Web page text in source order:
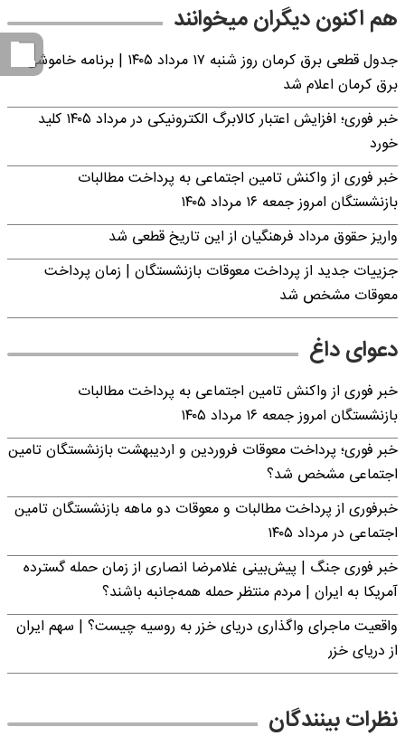
هم اکنون دیگران میخوانند
جدول قطعی برق کرمان روز شنبه ۱۷ مرداد ۱۴۰۵ | برنامه خاموشی
برق کرمان اعلام شد
خبر فوری؛ افزایش اعتبار کالابرگ الکترونیکی در مرداد ۱۴۰۵ کلید
خورد
خبر فوری از واکنش تامین اجتماعی به پرداخت مطالبات
بازنشستگان امروز جمعه ۱۶ مرداد ۱۴۰۵
واریز حقوق مرداد فرهنگیان از این تاریخ قطعی شد
جزییات جدید از پرداخت معوقات بازنشستگان | زمان پرداخت
معوقات مشخص شد
دعوای داغ
خبر فوری از واکنش تامین اجتماعی به پرداخت مطالبات
بازنشستگان امروز جمعه ۱۶ مرداد ۱۴۰۵
خبر فوری؛ پرداخت معوقات فروردین و اردیبهشت بازنشستگان تامین
اجتماعی مشخص شد؟
خبرفوری از پرداخت مطالبات و معوقات دو ماهه بازنشستگان تامین
اجتماعی در مرداد ۱۴۰۵
خبر فوری جنگ | پیش‌بینی غلامرضا انصاری از زمان حمله گسترده
آمریکا به ایران | مردم منتظر حمله همه‌جانبه باشند؟
واقعیت ماجرای واگذاری دریای خزر به روسیه چیست؟ | سهم ایران
از دریای خزر
نظرات بینندگان